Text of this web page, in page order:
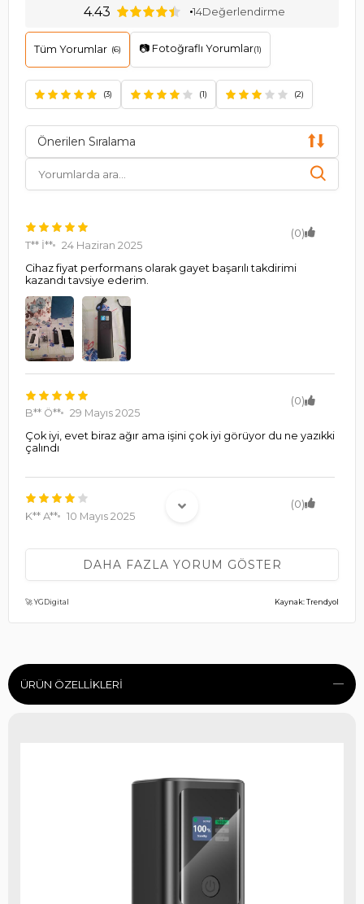
4.43 14Değerlendirme
Tüm Yorumlar (6) 📷 Fotoğraflı Yorumlar(1)
(3) (1) (2)
Önerilen Sıralama
(0)
T** İ**
24 Haziran 2025
Cihaz fiyat performans olarak gayet başarılı takdirimi
kazandı tavsiye ederim.
(0)
B** Ö**
29 Mayıs 2025
Çok iyi, evet biraz ağır ama işini çok iyi görüyor du ne yazıkki
çalındı
(0)
K** A**
10 Mayıs 2025
Ahmet G.
DAHA FAZLA YORUM GÖSTER
🚀 YGDigital Kaynak: Trendyol
ÜRÜN ÖZELLIKLERI